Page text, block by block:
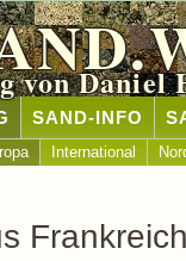
von Daniel
SAND-INFO
International